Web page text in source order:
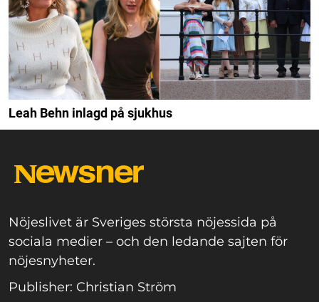
Leah Behn inlagd på sjukhus
Nöjeslivet är Sveriges största nöjessida på
sociala medier – och den ledande sajten för
nöjesnyheter.
Publisher: Christian Ström